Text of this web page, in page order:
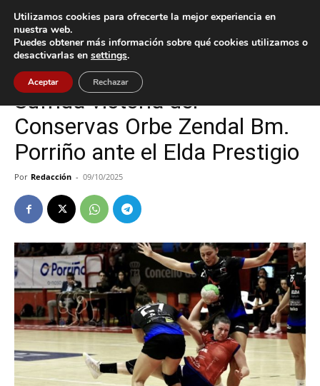
Inicio Deportes
Deportes O Porriño
Sufrida victoria del
Conservas Orbe Zendal Bm.
Porriño ante el Elda Prestigio
Por Redacción - 09/10/2025
Utilizamos cookies para ofrecerte la mejor experiencia en
nuestra web.
Puedes obtener más información sobre qué cookies utilizamos o
desactivarlas en settings.
Aceptar Rechazar